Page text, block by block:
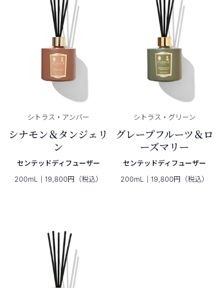
シトラス・ アンバー
シナモン＆タンジェリ
ン
センテッドディフューザー
200mL｜19,800円（税込）
シトラス・ グリーン
グレープフルーツ＆ロ
ーズマリー
センテッドディフューザー
200mL｜19,800円（税込）